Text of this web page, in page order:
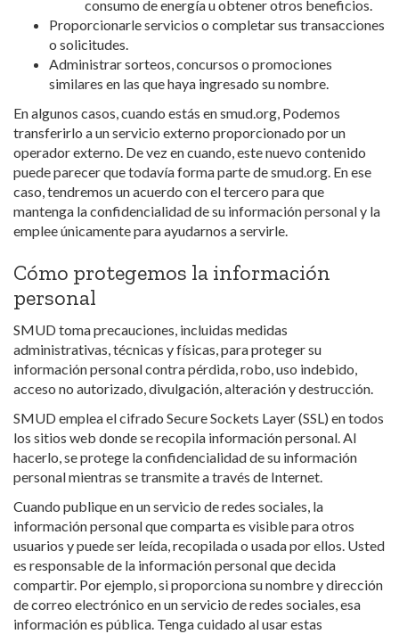
consumo de energía u obtener otros beneficios.
Proporcionarle servicios o completar sus transacciones
o solicitudes.
Administrar sorteos, concursos o promociones
similares en las que haya ingresado su nombre.
En algunos casos, cuando estás en smud.org, Podemos
transferirlo a un servicio externo proporcionado por un
operador externo. De vez en cuando, este nuevo contenido
puede parecer que todavía forma parte de smud.org. En ese
caso, tendremos un acuerdo con el tercero para que
mantenga la confidencialidad de su información personal y la
emplee únicamente para ayudarnos a servirle.
Cómo protegemos la información
personal
SMUD toma precauciones, incluidas medidas
administrativas, técnicas y físicas, para proteger su
información personal contra pérdida, robo, uso indebido,
acceso no autorizado, divulgación, alteración y destrucción.
SMUD emplea el cifrado Secure Sockets Layer (SSL) en todos
los sitios web donde se recopila información personal. Al
hacerlo, se protege la confidencialidad de su información
personal mientras se transmite a través de Internet.
Cuando publique en un servicio de redes sociales, la
información personal que comparta es visible para otros
usuarios y puede ser leída, recopilada o usada por ellos. Usted
es responsable de la información personal que decida
compartir. Por ejemplo, si proporciona su nombre y dirección
de correo electrónico en un servicio de redes sociales, esa
información es pública. Tenga cuidado al usar estas